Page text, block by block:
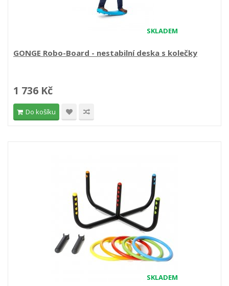
SKLADEM
GONGE Robo-Board - nestabilní deska s kolečky
1 736 Kč
Do košíku
SKLADEM